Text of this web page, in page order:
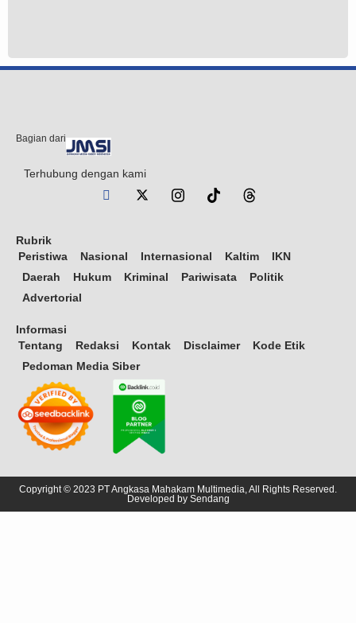
Bagian dari
Terhubung dengan kami
Rubrik
Peristiwa
Nasional Internasional Kaltim
IKN
Daerah
Hukum Kriminal Pariwisata
Politik
Advertorial
Informasi
Tentang
Redaksi Kontak Disclaimer
Kode Etik
Pedoman Media Siber
Copyright © 2023 PT Angkasa Mahakam Multimedia, All Rights Reserved.
Developed by Sendang